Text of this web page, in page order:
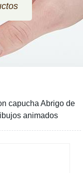
capucha Abrigo de
animados